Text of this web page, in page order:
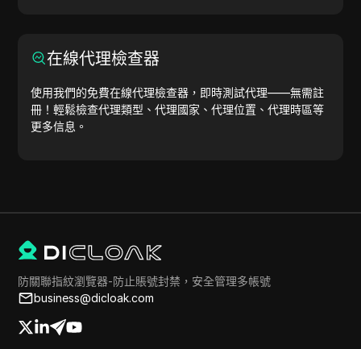
在線代理檢查器
使用我們的免費在線代理檢查器，即時測試代理——無需註
冊！輕鬆檢查代理類型、代理國家、代理位置、代理時區等
更多信息。
防關聯指紋瀏覽器-防止賬號封禁，安全管理多帳號
business@dicloak.com